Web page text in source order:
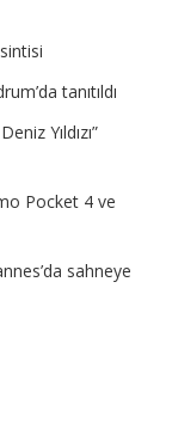
tanıtıldı
Yıldızı”
Pocket 4 ve
sahneye